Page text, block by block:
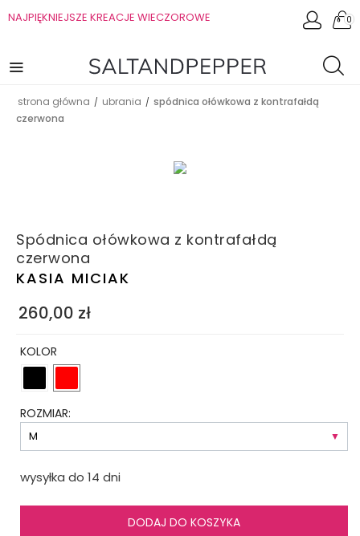
NAJPIĘKNIEJSZE KREACJE WIECZOROWE 0
strona główna / ubrania / spódnica ołówkowa z kontrafałdą
czerwona
Spódnica ołówkowa z kontrafałdą
czerwona
KASIA MICIAK
260,00 zł
KOLOR
ROZMIAR:
wysyłka do 14 dni
DODAJ DO KOSZYKA